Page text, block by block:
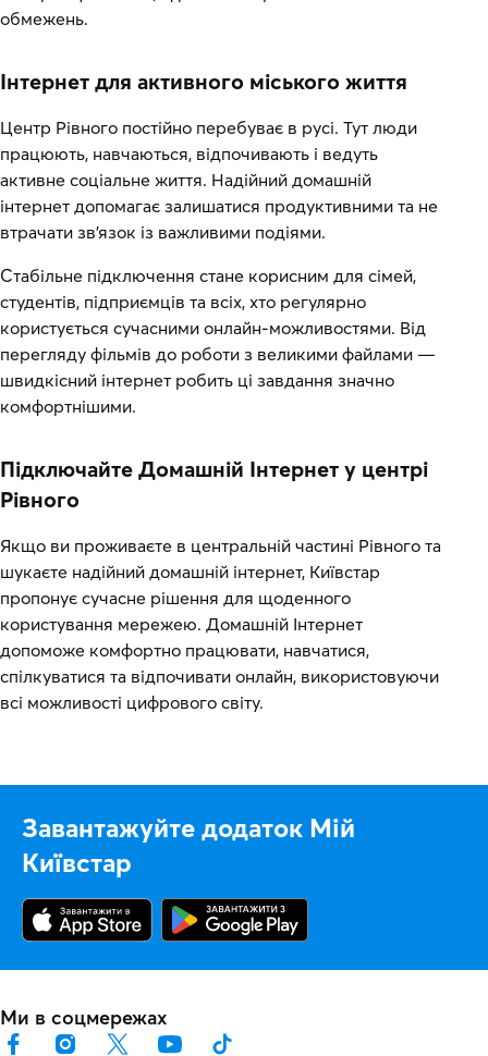
обмежень.
Інтернет для активного міського життя
Центр Рівного постійно перебуває в русі. Тут люди
працюють, навчаються, відпочивають і ведуть
активне соціальне життя. Надійний домашній
інтернет допомагає залишатися продуктивними та не
втрачати зв’язок із важливими подіями.
Стабільне підключення стане корисним для сімей,
студентів, підприємців та всіх, хто регулярно
користується сучасними онлайн-можливостями. Від
перегляду фільмів до роботи з великими файлами —
швидкісний інтернет робить ці завдання значно
комфортнішими.
Підключайте Домашній Інтернет у центрі
Рівного
Якщо ви проживаєте в центральній частині Рівного та
шукаєте надійний домашній інтернет, Київстар
пропонує сучасне рішення для щоденного
користування мережею. Домашній Інтернет
допоможе комфортно працювати, навчатися,
спілкуватися та відпочивати онлайн, використовуючи
всі можливості цифрового світу.
Завантажуйте додаток Мій
Київстар
Ми в соцмережах